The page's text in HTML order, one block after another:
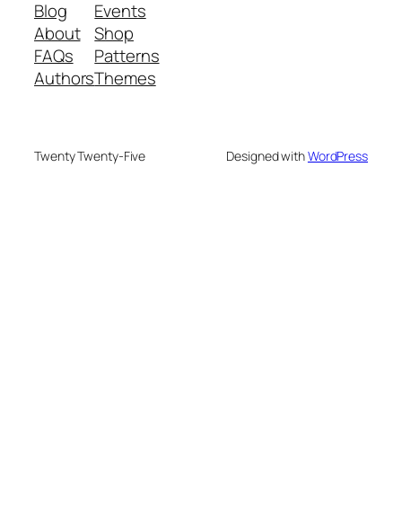
Blog
About
FAQs
Authors
Events
Shop
Patterns
Themes
Twenty Twenty-Five Designed withWordPress